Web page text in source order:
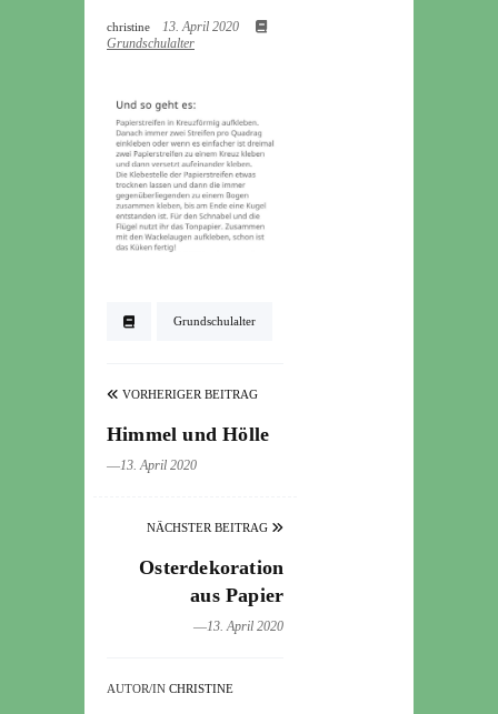
christine
13. April 2020
Grundschulalter
Grundschulalter
VORHERIGER BEITRAG
Himmel und Hölle
―13. April 2020
NÄCHSTER BEITRAG
Osterdekoration
aus Papier
―13. April 2020
AUTOR/IN CHRISTINE